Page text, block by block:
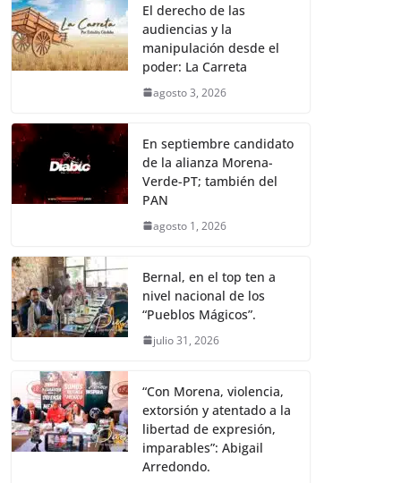
El derecho de las
audiencias y la
manipulación desde el
poder: La Carreta
agosto 3, 2026
En septiembre candidato
de la alianza Morena-
Verde-PT; también del
PAN
agosto 1, 2026
Bernal, en el top ten a
nivel nacional de los
“Pueblos Mágicos”.
julio 31, 2026
“Con Morena, violencia,
extorsión y atentado a la
libertad de expresión,
imparables”: Abigail
Arredondo.